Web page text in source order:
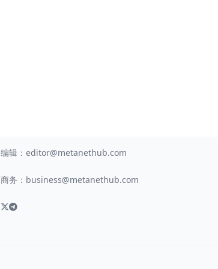
编辑： editor@metanethub.com
商务： business@metanethub.com